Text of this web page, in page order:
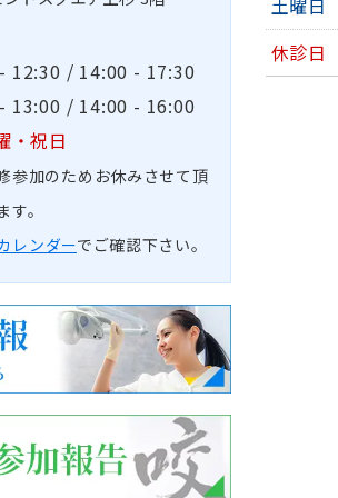
土曜日
休診日
12:30 / 14:00 - 17:30
13:00 / 14:00 - 16:00
・祝日
参加のためお休みさせて頂
。
レンダーでご確認下さい。